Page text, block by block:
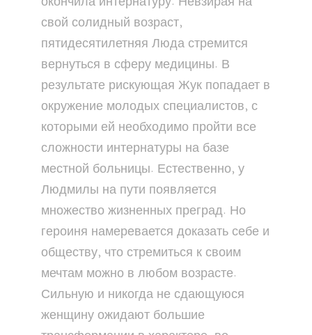
свой солидный возраст,
пятидесятилетняя Люда стремится
вернуться в сферу медицины. В
результате рискующая Жук попадает в
окружение молодых специалистов, с
которыми ей необходимо пройти все
сложности интернатуры на базе
местной больницы. Естественно, у
Людмилы на пути появляется
множество жизненных преград. Но
героиня намеревается доказать себе и
обществу, что стремиться к своим
мечтам можно в любом возрасте.
Сильную и никогда не сдающуюся
женщину ожидают большие